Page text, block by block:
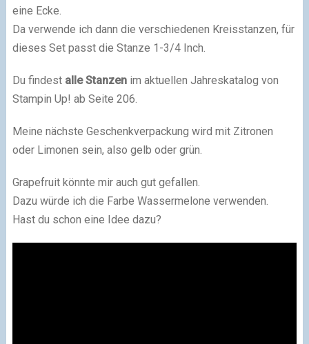
eine Ecke.
Da verwende ich dann die verschiedenen Kreisstanzen, für
dieses Set passt die Stanze 1-3/4 Inch.
Du findest alle Stanzenim aktuellen Jahreskatalog von
Stampin Up! ab Seite 206.
Meine nächste Geschenkverpackung wird mit Zitronen
oder Limonen sein, also gelb oder grün.
Grapefruit könnte mir auch gut gefallen.
Dazu würde ich die Farbe Wassermelone verwenden.
Hast du schon eine Idee dazu?